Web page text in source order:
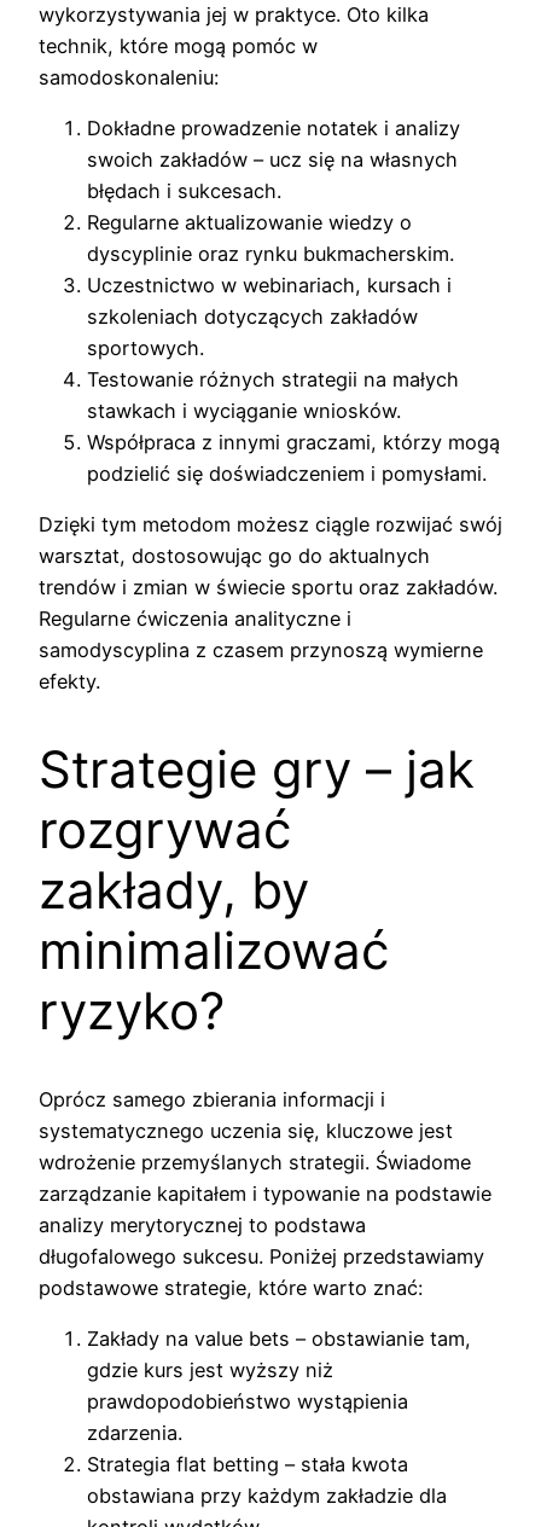
wykorzystywania jej w praktyce. Oto kilka
technik, które mogą pomóc w
samodoskonaleniu:
Dokładne prowadzenie notatek i analizy
swoich zakładów – ucz się na własnych
błędach i sukcesach.
Regularne aktualizowanie wiedzy o
dyscyplinie oraz rynku bukmacherskim.
Uczestnictwo w webinariach, kursach i
szkoleniach dotyczących zakładów
sportowych.
Testowanie różnych strategii na małych
stawkach i wyciąganie wniosków.
Współpraca z innymi graczami, którzy mogą
podzielić się doświadczeniem i pomysłami.
Dzięki tym metodom możesz ciągle rozwijać swój
warsztat, dostosowując go do aktualnych
trendów i zmian w świecie sportu oraz zakładów.
Regularne ćwiczenia analityczne i
samodyscyplina z czasem przynoszą wymierne
efekty.
Strategie gry – jak
rozgrywać
zakłady, by
minimalizować
ryzyko?
Oprócz samego zbierania informacji i
systematycznego uczenia się, kluczowe jest
wdrożenie przemyślanych strategii. Świadome
zarządzanie kapitałem i typowanie na podstawie
analizy merytorycznej to podstawa
długofalowego sukcesu. Poniżej przedstawiamy
podstawowe strategie, które warto znać:
Zakłady na value bets – obstawianie tam,
gdzie kurs jest wyższy niż
prawdopodobieństwo wystąpienia
zdarzenia.
Strategia flat betting – stała kwota
obstawiana przy każdym zakładzie dla